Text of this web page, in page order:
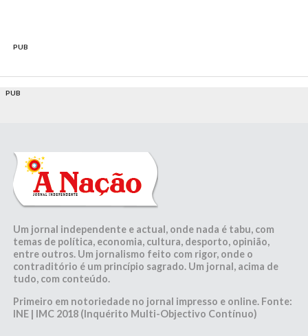
PUB
PUB
Um jornal independente e actual, onde nada é tabu, com
temas de política, economia, cultura, desporto, opinião,
entre outros. Um jornalismo feito com rigor, onde o
contraditório é um princípio sagrado. Um jornal, acima de
tudo, com conteúdo.
Primeiro em notoriedade no jornal impresso e online. Fonte:
INE | IMC 2018 (Inquérito Multi-Objectivo Contínuo)